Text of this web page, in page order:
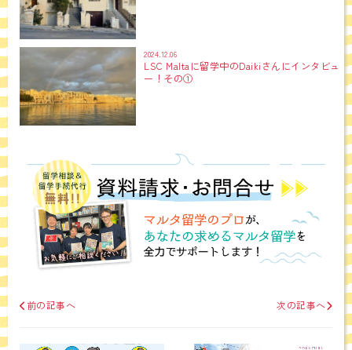
2024.12.06
LSC Maltaに留学中のDaikiさんにインタビュ
ー！その①
前の記事へ 次の記事へ